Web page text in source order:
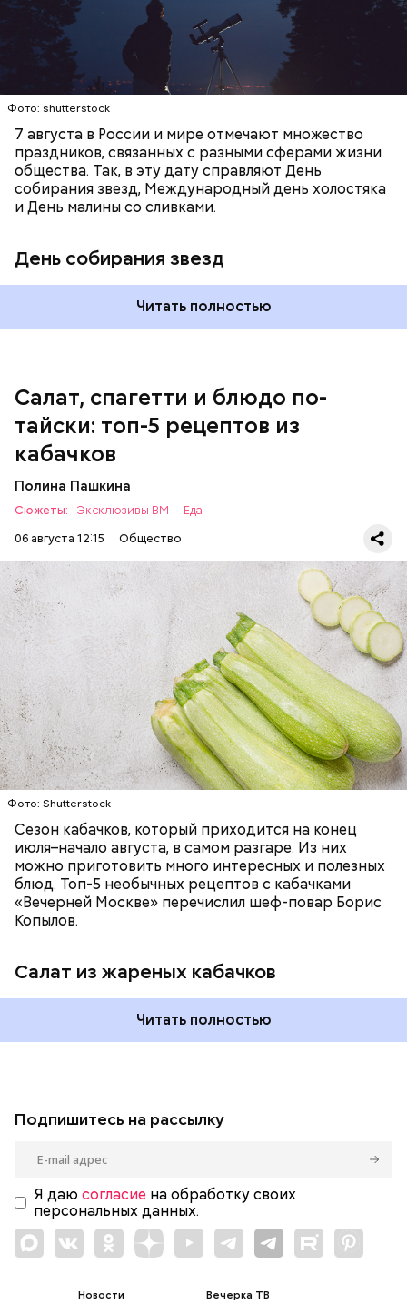
Фото: shutterstock
7 августа в России и мире отмечают множество
праздников, связанных с разными сферами жизни
общества. Так, в эту дату справляют День
собирания звезд, Международный день холостяка
и День малины со сливками.
День собирания звезд
Читать полностью
Салат, спагетти и блюдо по-
тайски: топ-5 рецептов из
кабачков
Полина Пашкина
Сюжеты: Эксклюзивы ВМ
Еда
06 августа 12:15
Общество
Фото: Shutterstock
Сезон кабачков, который приходится на конец
июля–начало августа, в самом разгаре. Из них
можно приготовить много интересных и полезных
блюд. Топ-5 необычных рецептов с кабачками
«Вечерней Москве» перечислил шеф-повар Борис
Копылов.
Салат из жареных кабачков
Ингредиенты:
чеснок;
Читать полностью
ЕДА ОВОЩИ РЕЦЕПТЫ
Подпишитесь на рассылку
Я даю согласие на обработку своих
персональных данных.
Новости
Вечерка ТВ